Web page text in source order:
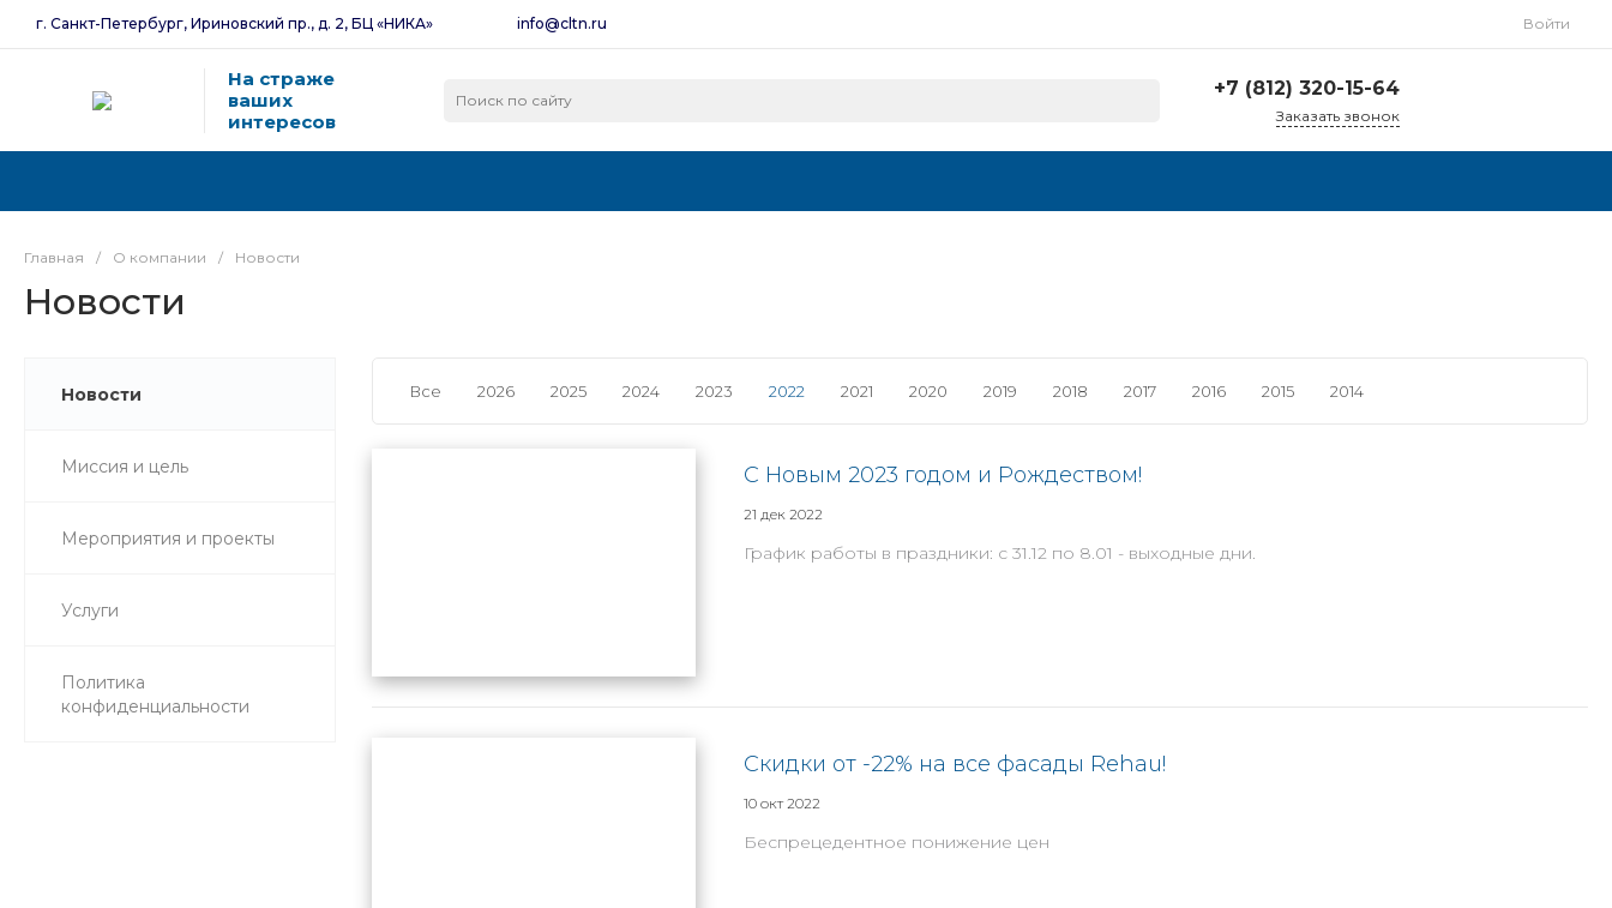
г. Санкт-Петербург, Ириновский пр., д. 2, БЦ «НИКА» info@cltn.ru Войти
На страже
ваших
интересов
+7 (812) 320-15-64
Ярославское шоссе, д.
Заказать звонок
Главная / О компании / Новости
Новости
Новости
Миссия и цель
Мероприятия и проекты
Услуги
Политика
конфиденциальности
Все 2026 2025 2024 2023 2022 2021 2020 2019 2018 2017 2016 2015 2014
С Новым 2023 годом и Рождеством!
21 дек 2022
График работы в праздники: с 31.12 по 8.01 - выходные дни.
Скидки от -22% на все фасады Rehau!
10 окт 2022
Беспрецедентное понижение цен